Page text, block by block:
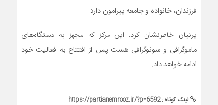
فرزندان، خانواده و جامعه پیرامون دارد.
پرنیان خاطرنشان کرد: این مرکز که مجهز به دستگاه‌های
ماموگرافی و سونوگرافی هست پس از افتتاح به فعالیت خود
ادامه خواهد داد.
لینک کوتاه :https://partianemrooz.ir/?p=6592